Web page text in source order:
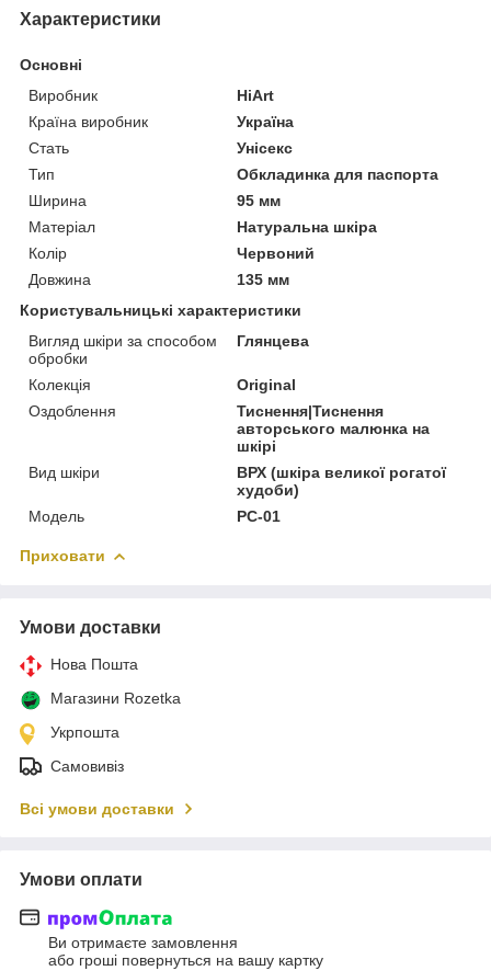
Характеристики
Основні
Виробник
HiArt
Країна виробник
Україна
Стать
Унісекс
Тип
Обкладинка для паспорта
Ширина
95 мм
Матеріал
Натуральна шкіра
Колір
Червоний
Довжина
135 мм
Користувальницькі характеристики
Вигляд шкіри за способом
обробки
Глянцева
Колекція
Original
Оздоблення
Тиснення|Тиснення
авторського малюнка на
шкірі
Вид шкіри
ВРХ (шкіра великої рогатої
худоби)
Модель
PC-01
Приховати
Умови доставки
Нова Пошта
Магазини Rozetka
Укрпошта
Самовивіз
Всі умови доставки
Умови оплати
Ви отримаєте замовлення
або гроші повернуться на вашу картку